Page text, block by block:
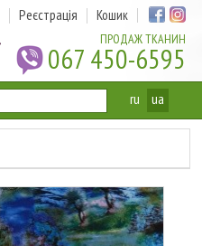
ПРОДАЖ ТКАНИН
067 450-6595
Реєстрація Кошик
ru ua